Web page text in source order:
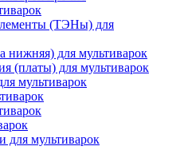
(ТЭНы) для
нижняя) для мультиварок
(платы) для мультиварок
мультиварок
для мультиварок